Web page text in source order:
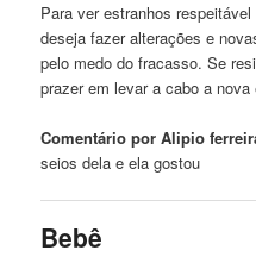
Para ver estranhos
deseja fazer alterações e
pelo medo do fracasso. Se
prazer em levar a cabo a
Comentário por Alipio
seios dela e ela gostou
Bebê